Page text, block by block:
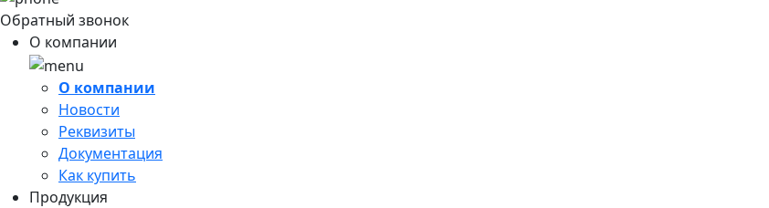
Обратный звонок
О компании
О компании
Новости
Реквизиты
Документация
Как купить
Продукция